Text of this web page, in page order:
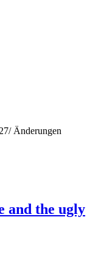
Änderungen
and the ugly